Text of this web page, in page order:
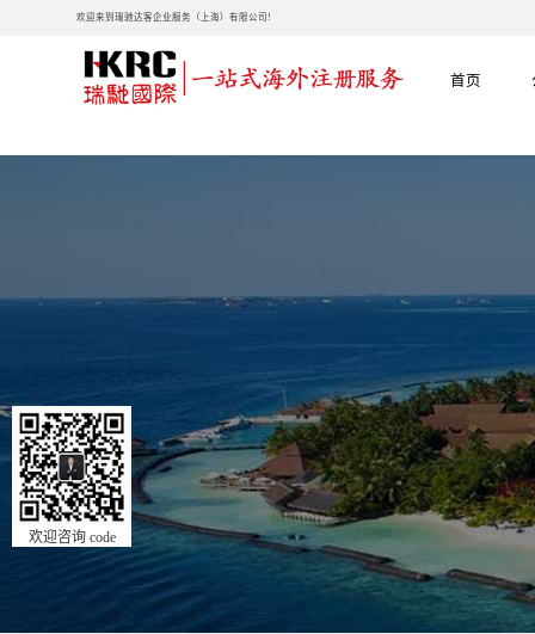
欢迎来到瑞驰达客企业服务（上海）有限公司!
首页
欢迎咨询 code